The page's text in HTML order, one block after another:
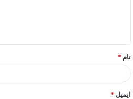
*
نام *
ایمیل *